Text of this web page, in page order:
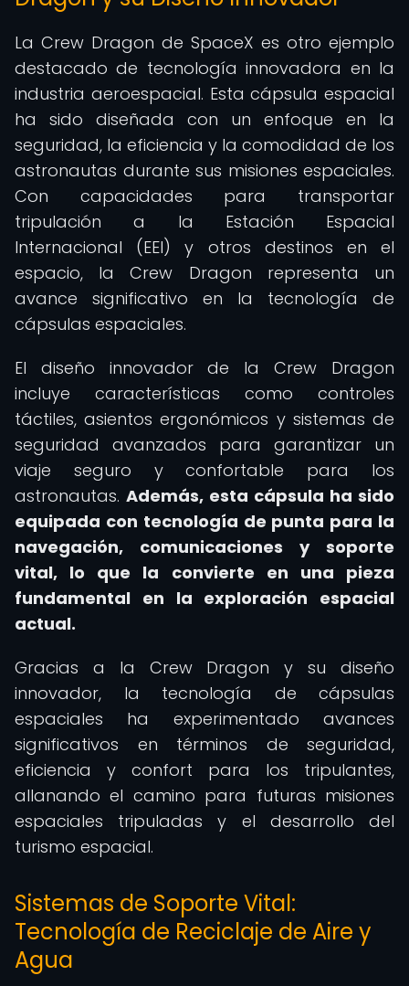
La Crew Dragon de SpaceX es otro ejemplo
destacado de tecnología innovadora en la
industria aeroespacial. Esta cápsula espacial
ha sido diseñada con un enfoque en la
seguridad, la eficiencia y la comodidad de los
astronautas durante sus misiones espaciales.
Con capacidades para transportar
tripulación a la Estación Espacial
Internacional (EEI) y otros destinos en el
espacio, la Crew Dragon representa un
avance significativo en la tecnología de
cápsulas espaciales.
El diseño innovador de la Crew Dragon
incluye características como controles
táctiles, asientos ergonómicos y sistemas de
seguridad avanzados para garantizar un
viaje seguro y confortable para los
astronautas. Además, esta cápsula ha sido
equipada con tecnología de punta para la
navegación, comunicaciones y soporte
vital, lo que la convierte en una pieza
fundamental en la exploración espacial
actual.
Gracias a la Crew Dragon y su diseño
innovador, la tecnología de cápsulas
espaciales ha experimentado avances
significativos en términos de seguridad,
eficiencia y confort para los tripulantes,
allanando el camino para futuras misiones
espaciales tripuladas y el desarrollo del
turismo espacial.
Sistemas de Soporte Vital:
Tecnología de Reciclaje de Aire y
Agua